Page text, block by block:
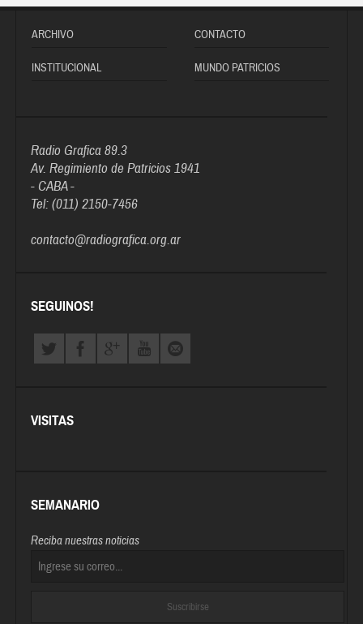
ARCHIVO CONTACTO
INSTITUCIONAL MUNDO PATRICIOS
Radio Grafica 89.3
Av. Regimiento de Patricios 1941
- CABA -
Tel: (011) 2150-7456
contacto@radiografica.org.ar
SEGUINOS!
VISITAS
SEMANARIO
Reciba nuestras noticias